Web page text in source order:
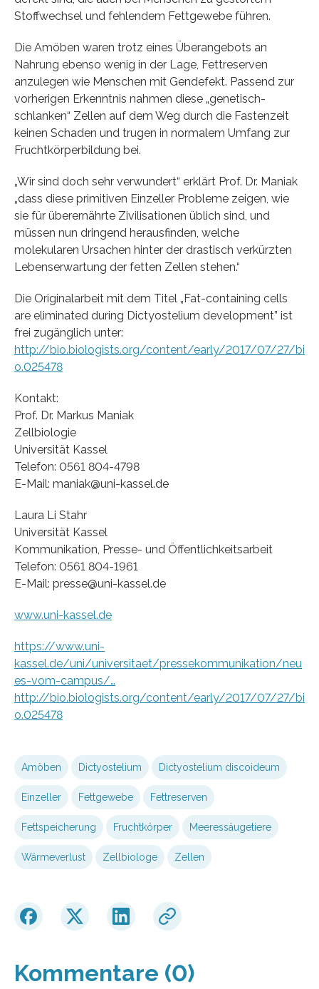
Stoffwechsel und fehlendem Fettgewebe führen.
Die Amöben waren trotz eines Überangebots an
Nahrung ebenso wenig in der Lage, Fettreserven
anzulegen wie Menschen mit Gendefekt. Passend zur
vorherigen Erkenntnis nahmen diese „genetisch-
schlanken“ Zellen auf dem Weg durch die Fastenzeit
keinen Schaden und trugen in normalem Umfang zur
Fruchtkörperbildung bei.
„Wir sind doch sehr verwundert“ erklärt Prof. Dr. Maniak
„dass diese primitiven Einzeller Probleme zeigen, wie
sie für überernährte Zivilisationen üblich sind, und
müssen nun dringend herausfinden, welche
molekularen Ursachen hinter der drastisch verkürzten
Lebenserwartung der fetten Zellen stehen.“
Die Originalarbeit mit dem Titel „Fat-containing cells
are eliminated during Dictyostelium development” ist
frei zugänglich unter:
http://bio.biologists.org/content/early/2017/07/27/bi
o.025478
Kontakt:
Prof. Dr. Markus Maniak
Zellbiologie
Universität Kassel
Telefon: 0561 804-4798
E-Mail: maniak@uni-kassel.de
Laura Li Stahr
Universität Kassel
Kommunikation, Presse- und Öffentlichkeitsarbeit
Telefon: 0561 804-1961
E-Mail: presse@uni-kassel.de
www.uni-kassel.de
https://www.uni-
kassel.de/uni/universitaet/pressekommunikation/neu
es-vom-campus/…
http://bio.biologists.org/content/early/2017/07/27/bi
o.025478
Amöben Dictyostelium Dictyostelium discoideum
Einzeller Fettgewebe Fettreserven
Fettspeicherung Fruchtkörper Meeressäugetiere
Wärmeverlust Zellbiologe Zellen
Kommentare (0)